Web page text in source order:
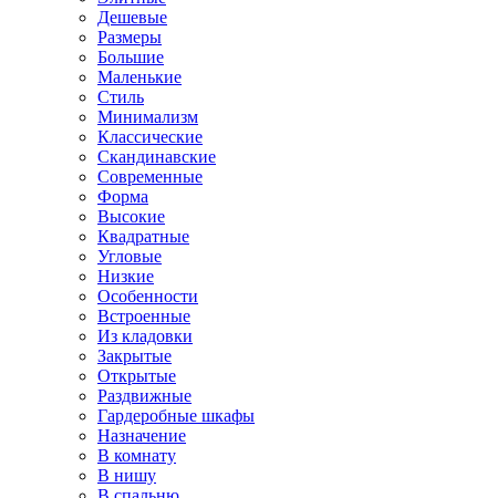
Дешевые
Размеры
Большие
Маленькие
Стиль
Минимализм
Классические
Скандинавские
Современные
Форма
Высокие
Квадратные
Угловые
Низкие
Особенности
Встроенные
Из кладовки
Закрытые
Открытые
Раздвижные
Гардеробные шкафы
Назначение
В комнату
В нишу